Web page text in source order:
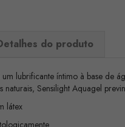
do produto
lubrificante íntimo à base de
naturais, Sensilight Aquagel
látex